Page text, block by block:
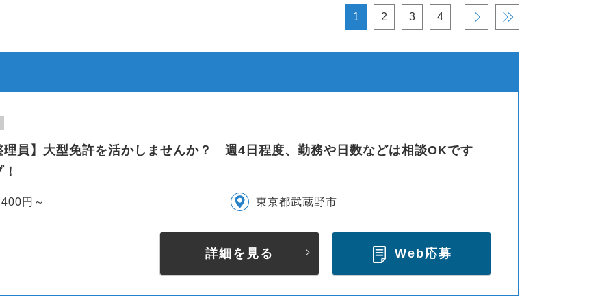
1 2 3 4 › »
理員】大型免許を活かしませんか？ 週4日程度、勤務や日数などは相談OKです
円～ 東京都武蔵野市
詳細を見る Web応募